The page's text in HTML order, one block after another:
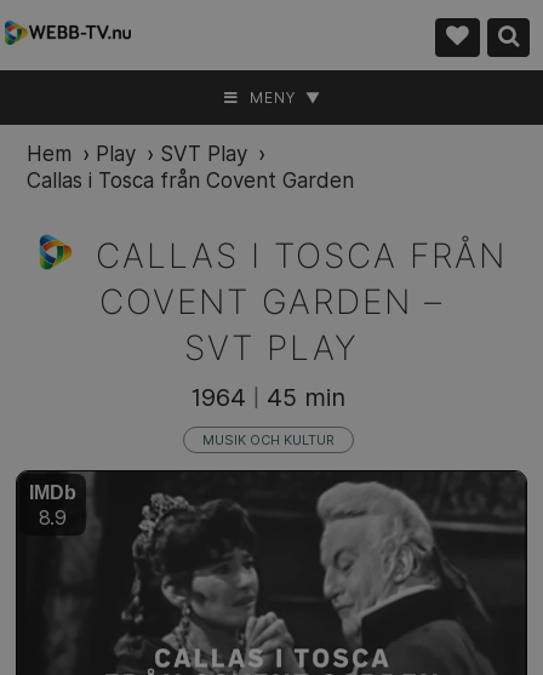
MENY ▼
Hem › Play › SVT Play ›
Callas i Tosca från Covent Garden
CALLAS I TOSCA FRÅN
COVENT GARDEN –
SVT PLAY
1964 45 min
MUSIK OCH KULTUR
IMDb
8.9